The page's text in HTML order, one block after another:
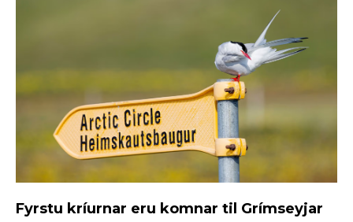
Fyrstu kríurnar eru komnar til Grímseyjar